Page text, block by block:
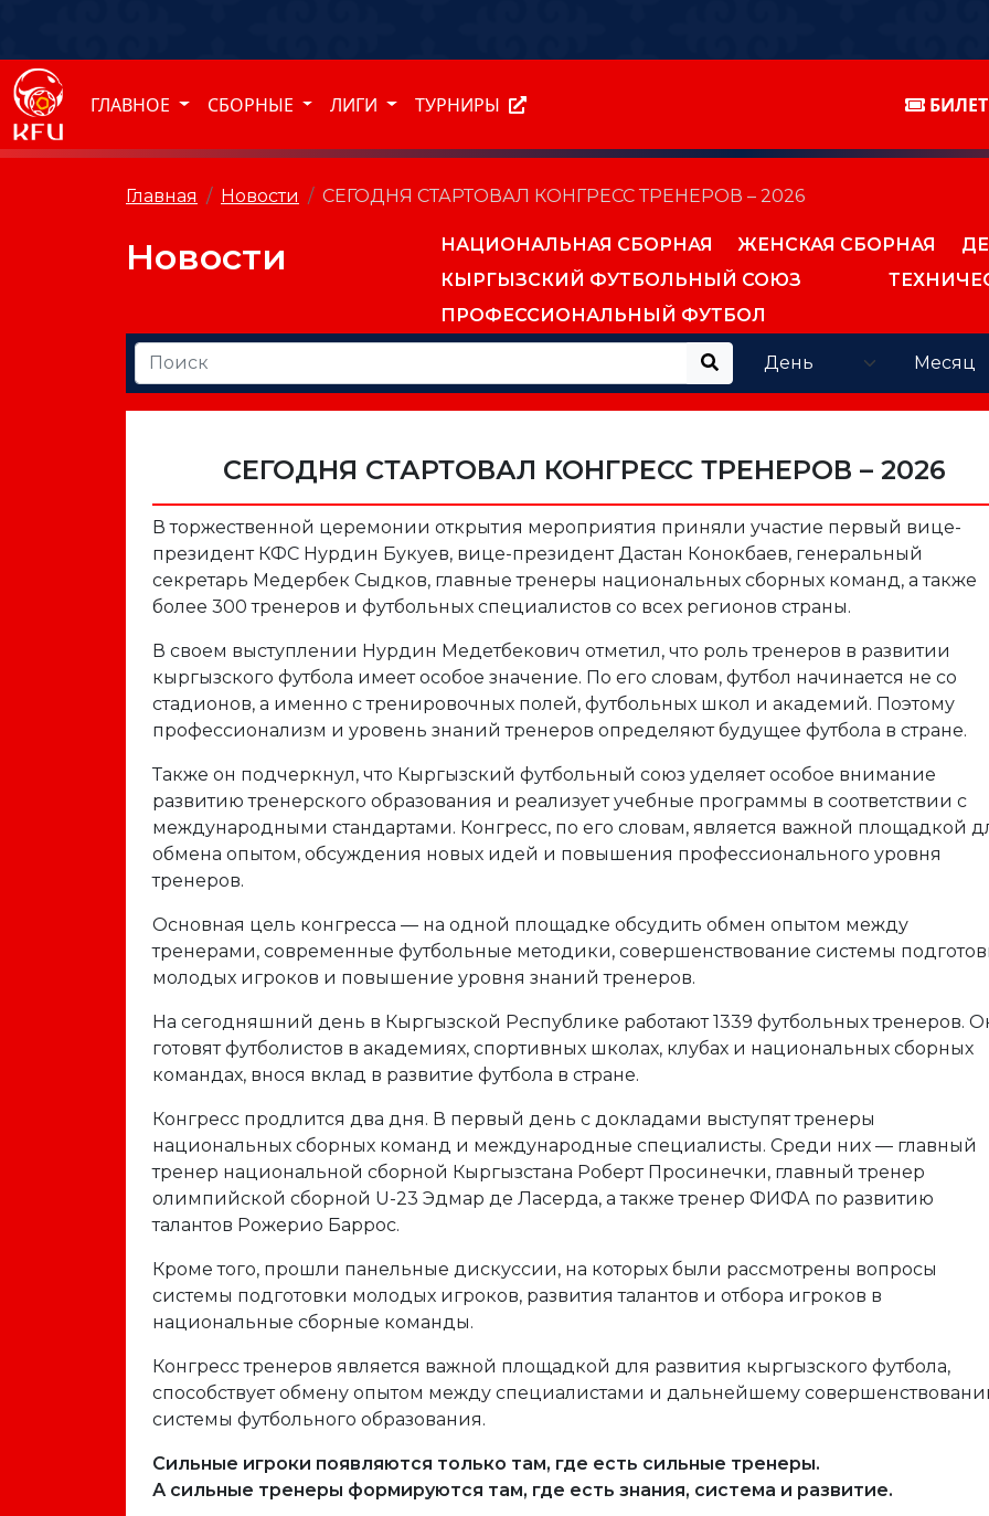
ГЛАВНОЕ СБОРНЫЕ ЛИГИ ТУРНИРЫ
Главная Новости СЕГОДНЯ СТАРТОВАЛ КОНГРЕСС ТРЕНЕРОВ – 2026
Новости НАЦИОНАЛЬНАЯ СБОРНАЯ ЖЕНСКАЯ СБОРНАЯ
КЫРГЫЗСКИЙ ФУТБОЛЬНЫЙ СОЮЗ
ПРОФЕССИОНАЛЬНЫЙ ФУТБОЛ
СЕГОДНЯ СТАРТОВАЛ КОНГРЕСС ТРЕНЕРОВ – 2026
В торжественной церемонии открытия мероприятия приняли участие первый вице-
президент КФС Нурдин Букуев, вице-президент Дастан Конокбаев, генеральный
секретарь Медербек Сыдков, главные тренеры национальных сборных команд, а также
более 300 тренеров и футбольных специалистов со всех регионов страны.
В своем выступлении Нурдин Медетбекович отметил, что роль тренеров в развитии
кыргызского футбола имеет особое значение. По его словам, футбол начинается не со
стадионов, а именно с тренировочных полей, футбольных школ и академий. Поэтому
профессионализм и уровень знаний тренеров определяют будущее футбола в стране.
Также он подчеркнул, что Кыргызский футбольный союз уделяет особое внимание
развитию тренерского образования и реализует учебные программы в соответствии с
международными стандартами. Конгресс, по его словам, является важной площадкой
обмена опытом, обсуждения новых идей и повышения профессионального уровня
тренеров.
Основная цель конгресса — на одной площадке обсудить обмен опытом между
тренерами, современные футбольные методики, совершенствование системы
молодых игроков и повышение уровня знаний тренеров.
На сегодняшний день в Кыргызской Республике работают 1339 футбольных тренеров.
готовят футболистов в академиях, спортивных школах, клубах и национальных сборных
командах, внося вклад в развитие футбола в стране.
Конгресс продлится два дня. В первый день с докладами выступят тренеры
национальных сборных команд и международные специалисты. Среди них — главный
тренер национальной сборной Кыргызстана Роберт Просинечки, главный тренер
олимпийской сборной U-23 Эдмар де Ласерда, а также тренер ФИФА по развитию
талантов Рожерио Баррос.
Кроме того, прошли панельные дискуссии, на которых были рассмотрены вопросы
системы подготовки молодых игроков, развития талантов и отбора игроков в
национальные сборные команды.
Конгресс тренеров является важной площадкой для развития кыргызского футбола,
способствует обмену опытом между специалистами и дальнейшему
системы футбольного образования.
Сильные игроки появляются только там, где есть сильные тренеры.
А сильные тренеры формируются там, где есть знания, система и развитие.